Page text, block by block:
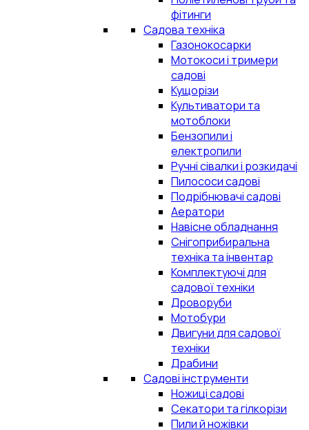
фітинги
Садова техніка
Газонокосарки
Мотокоси і тримери
садові
Кущорізи
Культиватори та
мотоблоки
Бензопили і
електропили
Ручні сівалки і розкидачі
Пилососи садові
Подрібнювачі садові
Аератори
Навісне обладнання
Снігоприбиральна
техніка та інвентар
Комплектуючі для
садової техніки
Дроворуби
Мотобури
Двигуни для садової
техніки
Драбини
Садові інструменти
Ножиці садові
Секатори та гілкорізи
Пили й ножівки